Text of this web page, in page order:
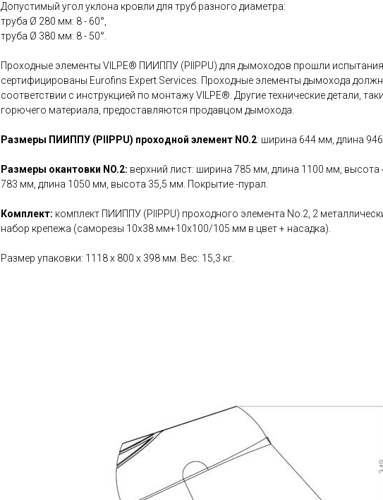
Допустимый угол уклона кровли для труб разного диаметра:
труба Ø 280 мм: 8 - 60°,
труба Ø 380 мм: 8 - 50°.
Проходные элементы VILPE® ПИИППУ (PIIPPU) для дымоходов прошли
сертифицированы Eurofins Expert Services. Проходные элементы дымохода
соответствии с инструкцией по монтажу VILPE®. Другие технические детали,
горючего материала, предоставляются продавцом дымохода.
Размеры ПИИППУ (PIIPPU) проходной элемент NO.2: ширина 644 мм, длина
Размеры окантовки NO.2: верхний лист: ширина 785 мм, длина 1100 мм,
783 мм, длина 1050 мм, высота 35,5 мм. Покрытие -пурал.
Комплект: комплект ПИИППУ (PIIPPU) проходного элемента No.2, 2
набор крепежа (саморезы 10х38 мм+10x100/105 мм в цвет + насадка).
Размер упаковки: 1118 х 800 х 398 мм. Вес: 15,3 кг.